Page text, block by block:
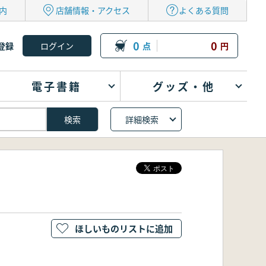
店舗情報・アクセス よくある質問
録 0 点 0 円
電子書籍 グッズ・他
詳細検索
ほしいものリストに追加